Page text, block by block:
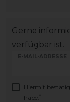
Gerne
verfügbar ist.
E-MAIL-ADRESSE
Hiermit
habe. *